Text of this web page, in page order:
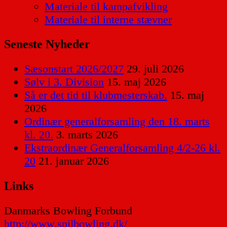
Materiale til kampafvikling
Materiale til interne stævner
Seneste Nyheder
Sæsonstart 2026/2027 29. juli 2026
Sølv i 3. Division 15. maj 2026
Så er det tid til klubmesterskab. 15. maj
2026
Ordinær generalforsamling den 18. marts
kl. 20. 3. marts 2026
Ekstraordinær Generalforsamling 4/2-26 kl.
20 21. januar 2026
Links
Danmarks Bowling Forbund
http://www.spilbowling.dk/